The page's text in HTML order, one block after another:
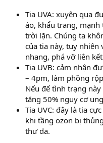
Tia UVA: xuyên qua
áo, khẩu trang,
trời lặn. Chúng ta
của tia này, tuy nhiên
nhang, phá vỡ liên
Tia UVB: cảm nhận
– 4pm, làm phồng
Nếu để tình trạng
tăng 50% nguy cơ
Tia UVC: đây là tia
khi tầng ozon bị
thư da.